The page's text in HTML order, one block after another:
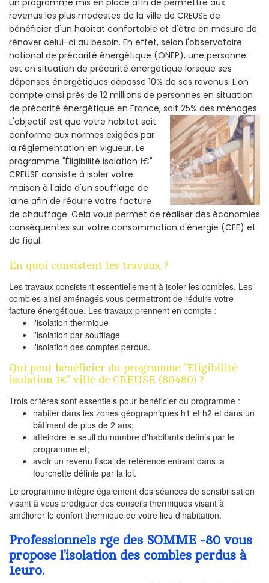
un programme mis en place afin de permettre aux
revenus les plus modestes de la ville de CREUSE de
bénéficier d'un habitat confortable et d'être en mesure de
rénover celui-ci au besoin. En effet, selon l'observatoire
national de précarité énergétique (ONEP), une personne
est en situation de précarité énergétique lorsque ses
dépenses énergétiques dépasse 10% de ses revenus. L'on
compte ainsi près de 12 millions de personnes en situation
de précarité énergétique en France, soit 25% des ménages.
L'objectif est que votre habitat soit
conforme aux normes exigées par
la réglementation en vigueur. Le
programme "Éligibilité isolation 1€"
CREUSE consiste à isoler votre
maison à l'aide d'un soufflage de
laine afin de réduire votre facture
de chauffage. Cela vous permet de réaliser des économies
conséquentes sur votre consommation d'énergie (CEE) et
de fioul.
En quoi consistent les travaux ?
Les travaux consistent essentiellement à isoler les combles. Les
combles ainsi aménagés vous permettront de réduire votre
facture énergétique. Les travaux prennent en compte :
l'isolation thermique
l'isolation par soufflage
l'isolation des comptes perdus.
Qui peut bénéficier du programme "Eligibilité
isolation 1€" ville de CREUSE (80480) ?
Trois critères sont essentiels pour bénéficier du programme :
habiter dans les zones géographiques h1 et h2 et dans un
bâtiment de plus de 2 ans;
atteindre le seuil du nombre d'habitants définis par le
programme et;
avoir un revenu fiscal de référence entrant dans la
fourchette définie par la loi.
Le programme intègre également des séances de sensibilisation
visant à vous prodiguer des conseils thermiques visant à
améliorer le confort thermique de votre lieu d'habitation.
Professionnels rge des SOMME -80 vous
propose l’isolation des combles perdus à
1euro.